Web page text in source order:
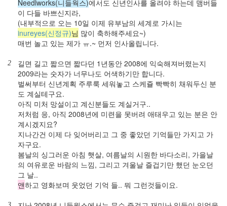
Needlworks(니들웍스)에서도 신년인사를 올려야 하는데 맴버들
이 다들 바쁘신지라,
(내부적으로 오는 10일 이제 유부남의 세계로 가시는
inureyes(신정규)님 많이 축하해주세요~)
매번 놀고 있는 제가 ㅠ.~ 먼저 인사올립니다.
2
길면 길고 짧으면 짧다던 1년동안 2008에 익숙해져버렸는지
2009라는 숫자가 너무나도 어색하기만 합니다.
벌써부터 신년계획 주루룩 세워놓고 스케쥴 빡빡히 채워두신 분
도 계실테구요.
아직 미처 망설이고 계신분들도 계실거구..
저처럼 응, 아직 2008년에 미련을 못버려 애태우고 있는 분은 안
계시겠지요?
지나간건 이제 다 잊어버리고 그 중 좋았던 기억들만 가지고 가
자구요.
봄날의 싱그러운 아침 햇살, 여름날의 시원한 바다소리, 가을날
의 여유로운 바람의 느낌, 그리고 겨울날 즐겁기만 했던 눈오던
그 날..
앤하고 영화보며 웃었던 기억 들.. 뭐 그런것들이요.